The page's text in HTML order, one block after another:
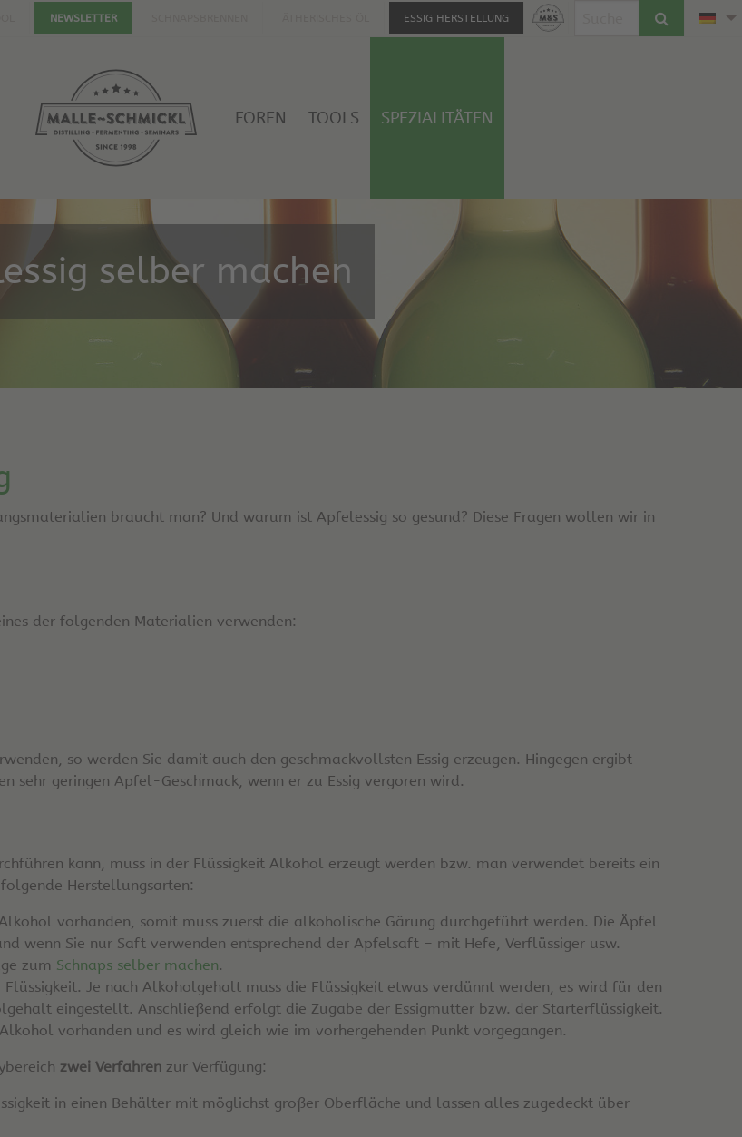
NEWSLETTER ESSIG HERSTELLUNG
FOREN TOOLS SPEZIALITÄTEN
selber machen
braucht man? Und warum ist Apfelessig so gesund? Diese Fragen wollen wir in
der folgenden Materialien verwenden:
so werden Sie damit auch den geschmackvollsten Essig erzeugen. Hingegen ergibt
geringen Apfel-Geschmack, wenn er zu Essig vergoren wird.
kann, muss in der Flüssigkeit Alkohol erzeugt werden bzw. man verwendet bereits ein
Herstellungsarten:
vorhanden, somit muss zuerst die alkoholische Gärung durchgeführt werden. Die Äpfel
wenn Sie nur Saft verwenden entsprechend der Apfelsaft – mit Hefe, Verflüssiger usw.
zum Schnaps selber machen.
Je nach Alkoholgehalt muss die Flüssigkeit etwas verdünnt werden, es wird für den
eingestellt. Anschließend erfolgt die Zugabe der Essigmutter bzw. der Starterflüssigkeit.
vorhanden und es wird gleich wie im vorhergehenden Punkt vorgegangen.
zwei Verfahren zur Verfügung:
in einen Behälter mit möglichst großer Oberfläche und lassen alles zugedeckt über